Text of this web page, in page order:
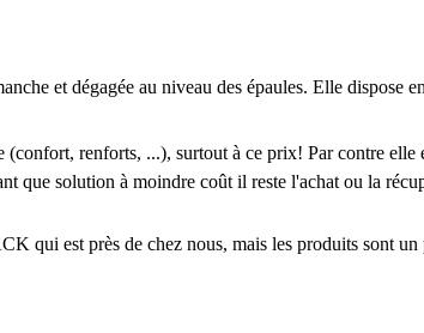
et dégagée au niveau des épaules. Elle dispose
renforts, ...), surtout à ce prix! Par contre
que solution à moindre coût il reste l'achat ou la
qui est près de chez nous, mais les produits sont